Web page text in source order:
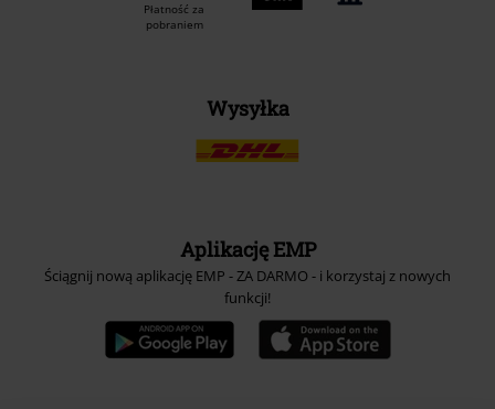
Płatność za
pobraniem
Wysyłka
Aplikację EMP
Ściągnij nową aplikację EMP - ZA DARMO - i korzystaj z nowych
funkcji!